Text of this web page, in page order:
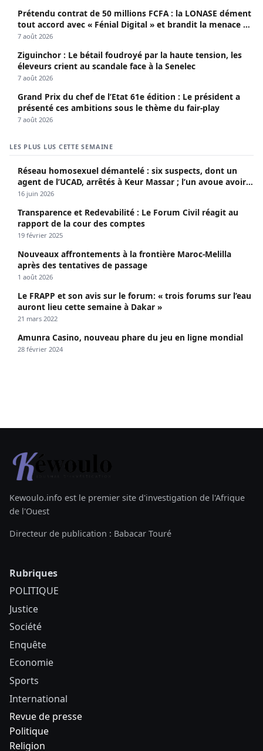
Prétendu contrat de 50 millions FCFA : la LONASE dément
tout accord avec « Fénial Digital » et brandit la menace de
poursuites
7 août 2026
Ziguinchor : Le bétail foudroyé par la haute tension, les
éleveurs crient au scandale face à la Senelec
7 août 2026
Grand Prix du chef de l’Etat 61e édition : Le président a
présenté ces ambitions sous le thème du fair-play
7 août 2026
LES PLUS LUS CETTE SEMAINE
Réseau homosexuel démantelé : six suspects, dont un
agent de l’UCAD, arrêtés à Keur Massar ; l’un avoue avoir
propagé le VIH depuis 2018
16 juin 2026
Transparence et Redevabilité : Le Forum Civil réagit au
rapport de la cour des comptes
19 février 2025
Nouveaux affrontements à la frontière Maroc-Melilla
après des tentatives de passage
1 août 2026
Le FRAPP et son avis sur le forum: « trois forums sur l’eau
auront lieu cette semaine à Dakar »
21 mars 2022
Amunra Casino, nouveau phare du jeu en ligne mondial
28 février 2024
Kewoulo.info est le premier site d'investigation de l'Afrique
de l'Ouest
Directeur de publication : Babacar Touré
Rubriques
POLITIQUE
Justice
Société
Enquête
Economie
Sports
International
Revue de presse
Politique
Religion